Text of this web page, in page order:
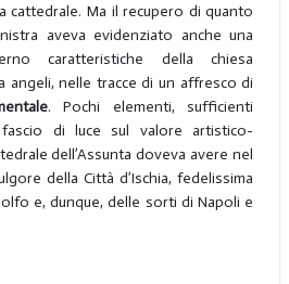
cattedrale. Ma il recupero di quanto
aveva evidenziato anche una
caratteristiche della chiesa
angeli, nelle tracce di un affresco di
. Pochi elementi, sufficienti
di luce sul valore artistico-
dell’Assunta doveva avere nel
della Città d’Ischia, fedelissima
e, dunque, delle sorti di Napoli e